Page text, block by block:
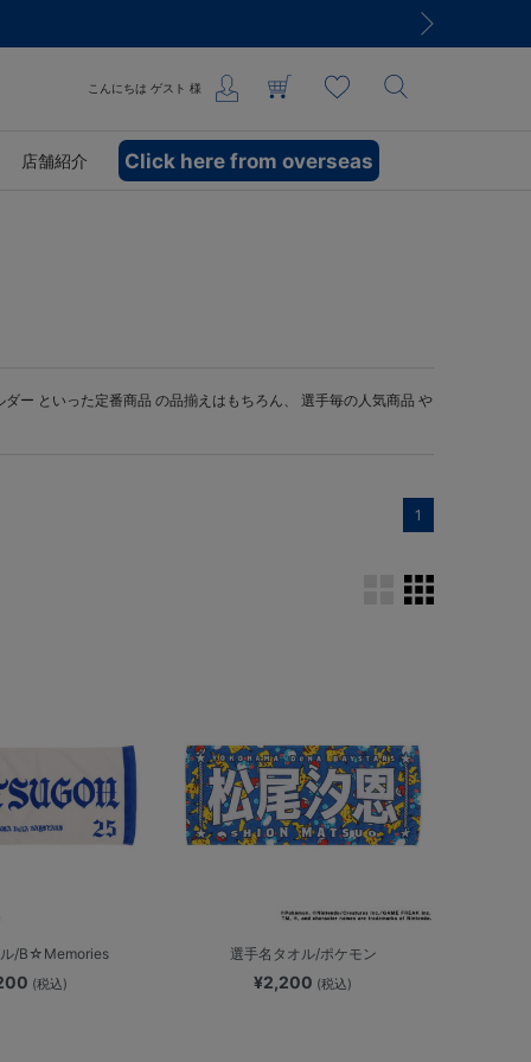
こんにちは ゲスト 様
店舗紹介 Click here from overseas
ダー といった定番商品 の品揃えはもちろん、 選手毎の人気商品 や
1
ル/B☆Memories
(税込)
選手名タオル/ポケモン
¥2,200 (税込)